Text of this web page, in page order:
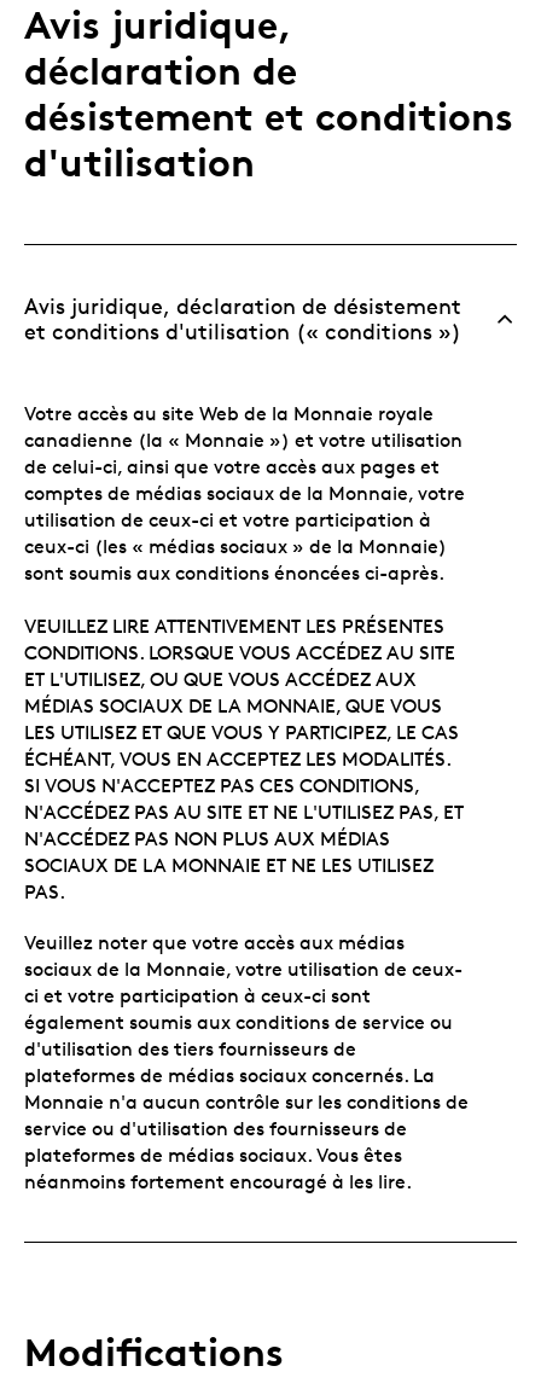
Avis juridique,
déclaration de
désistement et conditions
d'utilisation
Avis juridique, déclaration de désistement
et conditions d'utilisation (« conditions »)
Votre accès au site Web de la Monnaie royale
canadienne (la « Monnaie ») et votre utilisation
de celui-ci, ainsi que votre accès aux pages et
comptes de médias sociaux de la Monnaie, votre
utilisation de ceux-ci et votre participation à
ceux-ci (les « médias sociaux » de la Monnaie)
sont soumis aux conditions énoncées ci-après.
VEUILLEZ LIRE ATTENTIVEMENT LES PRÉSENTES
CONDITIONS. LORSQUE VOUS ACCÉDEZ AU SITE
ET L'UTILISEZ, OU QUE VOUS ACCÉDEZ AUX
MÉDIAS SOCIAUX DE LA MONNAIE, QUE VOUS
LES UTILISEZ ET QUE VOUS Y PARTICIPEZ, LE CAS
ÉCHÉANT, VOUS EN ACCEPTEZ LES MODALITÉS.
SI VOUS N'ACCEPTEZ PAS CES CONDITIONS,
N'ACCÉDEZ PAS AU SITE ET NE L'UTILISEZ PAS, ET
N'ACCÉDEZ PAS NON PLUS AUX MÉDIAS
SOCIAUX DE LA MONNAIE ET NE LES UTILISEZ
PAS.
Veuillez noter que votre accès aux médias
sociaux de la Monnaie, votre utilisation de ceux-
ci et votre participation à ceux-ci sont
également soumis aux conditions de service ou
d'utilisation des tiers fournisseurs de
plateformes de médias sociaux concernés. La
Monnaie n'a aucun contrôle sur les conditions de
service ou d'utilisation des fournisseurs de
plateformes de médias sociaux. Vous êtes
néanmoins fortement encouragé à les lire.
Modifications